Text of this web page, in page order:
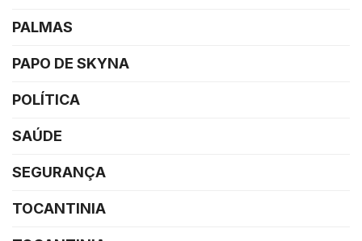
PALMAS
PAPO DE SKYNA
POLÍTICA
SAÚDE
SEGURANÇA
TOCANTINIA